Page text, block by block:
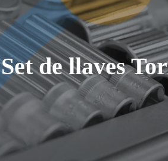
Set de llaves